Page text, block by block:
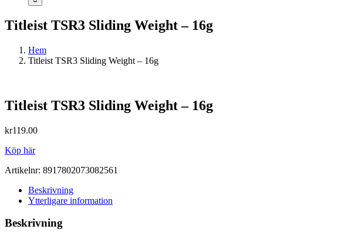
Titleist TSR3 Sliding Weight – 16g
Hem
Titleist TSR3 Sliding Weight – 16g
Titleist TSR3 Sliding Weight – 16g
kr119.00
Köp här
Artikelnr: 8917802073082561
Beskrivning
Ytterligare information
Beskrivning